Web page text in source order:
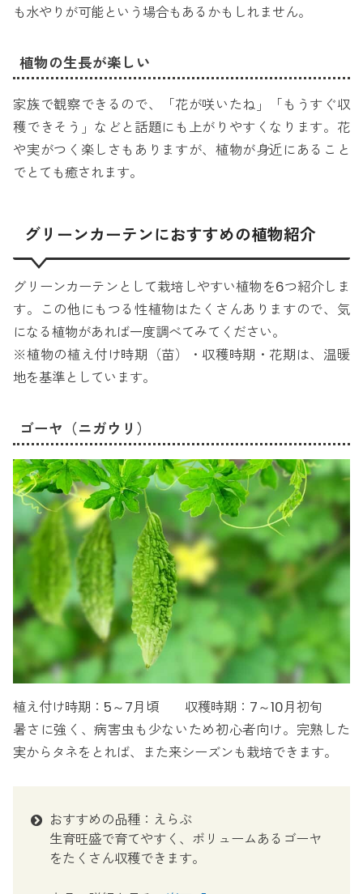
も水やりが可能という場合もあるかもしれません。
植物の生長が楽しい
家族で観察できるので、「花が咲いたね」「もうすぐ収
穫できそう」などと話題にも上がりやすくなります。花
や実がつく楽しさもありますが、植物が身近にあること
でとても癒されます。
グリーンカーテンにおすすめの植物紹介
グリーンカーテンとして栽培しやすい植物を6つ紹介しま
す。この他にもつる性植物はたくさんありますので、気
になる植物があれば一度調べてみてください。
※植物の植え付け時期（苗）・収穫時期・花期は、温暖
地を基準としています。
ゴーヤ（ニガウリ）
植え付け時期：5～7月頃 収穫時期：7～10月初旬
暑さに強く、病害虫も少ないため初心者向け。完熟した
実からタネをとれば、また来シーズンも栽培できます。
おすすめの品種：えらぶ
生育旺盛で育てやすく、ボリュームあるゴーヤ
をたくさん収穫できます。